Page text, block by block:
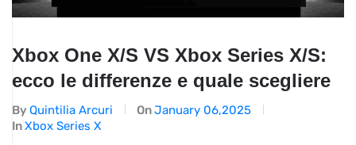
Xbox One X/S VS Xbox Series X/S:
ecco le differenze e quale scegliere
By Quintilia Arcuri OnJanuary 06,2025
InXbox Series X